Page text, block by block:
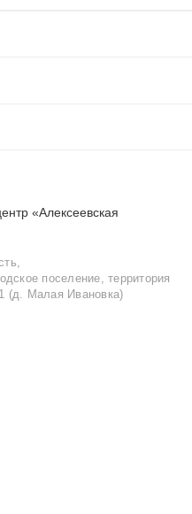
«Алексеевская
поселение, территория
(д. Малая Ивановка)